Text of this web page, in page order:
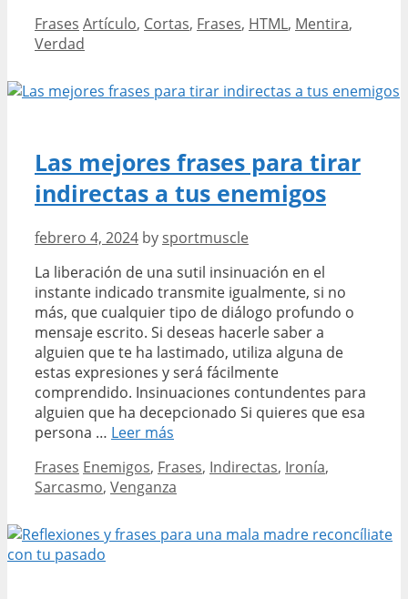
frases
la
mentira
Categories
Frases Tags
Artículo, Cortas, Frases, HTML, Mentira,
Verdad
Las mejores frases para tirar
indirectas a tus enemigos
febrero 4, 2024 by sportmuscle
La liberación de una sutil insinuación en el
instante indicado transmite igualmente, si no
más, que cualquier tipo de diálogo profundo o
mensaje escrito. Si deseas hacerle saber a
alguien que te ha lastimado, utiliza alguna de
estas expresiones y será fácilmente
comprendido. Insinuaciones contundentes para
alguien que ha decepcionado Si quieres que esa
persona … Leer más
frases
para
indirectas
Categories
Frases Tags
Enemigos, Frases, Indirectas, Ironía,
Sarcasmo, Venganza